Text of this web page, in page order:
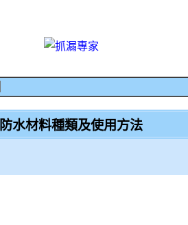
防水材料種類及使用方法